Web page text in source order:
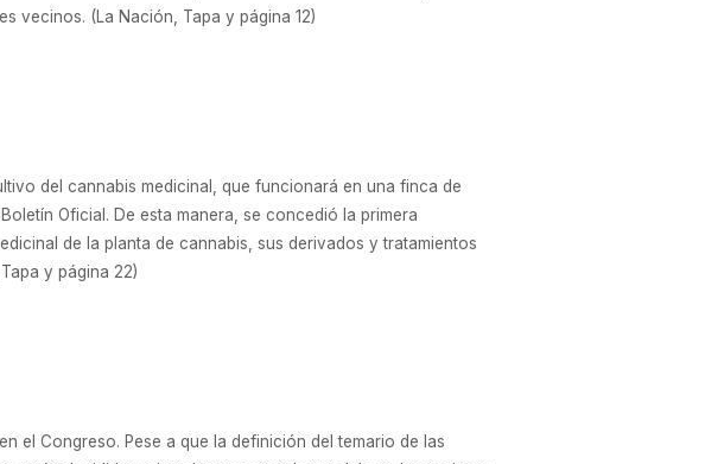
vecinos. (La Nación, Tapa y página 12)
del cannabis medicinal, que funcionará en una finca de
Oficial. De esta manera, se concedió la primera
de la planta de cannabis, sus derivados y tratamientos
y página 22)
el Congreso. Pese a que la definición del temario de las